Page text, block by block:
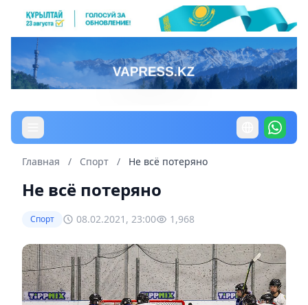
Главная / Спорт / Не всё потеряно
Не всё потеряно
Спорт 08.02.2021, 23:00 1,968